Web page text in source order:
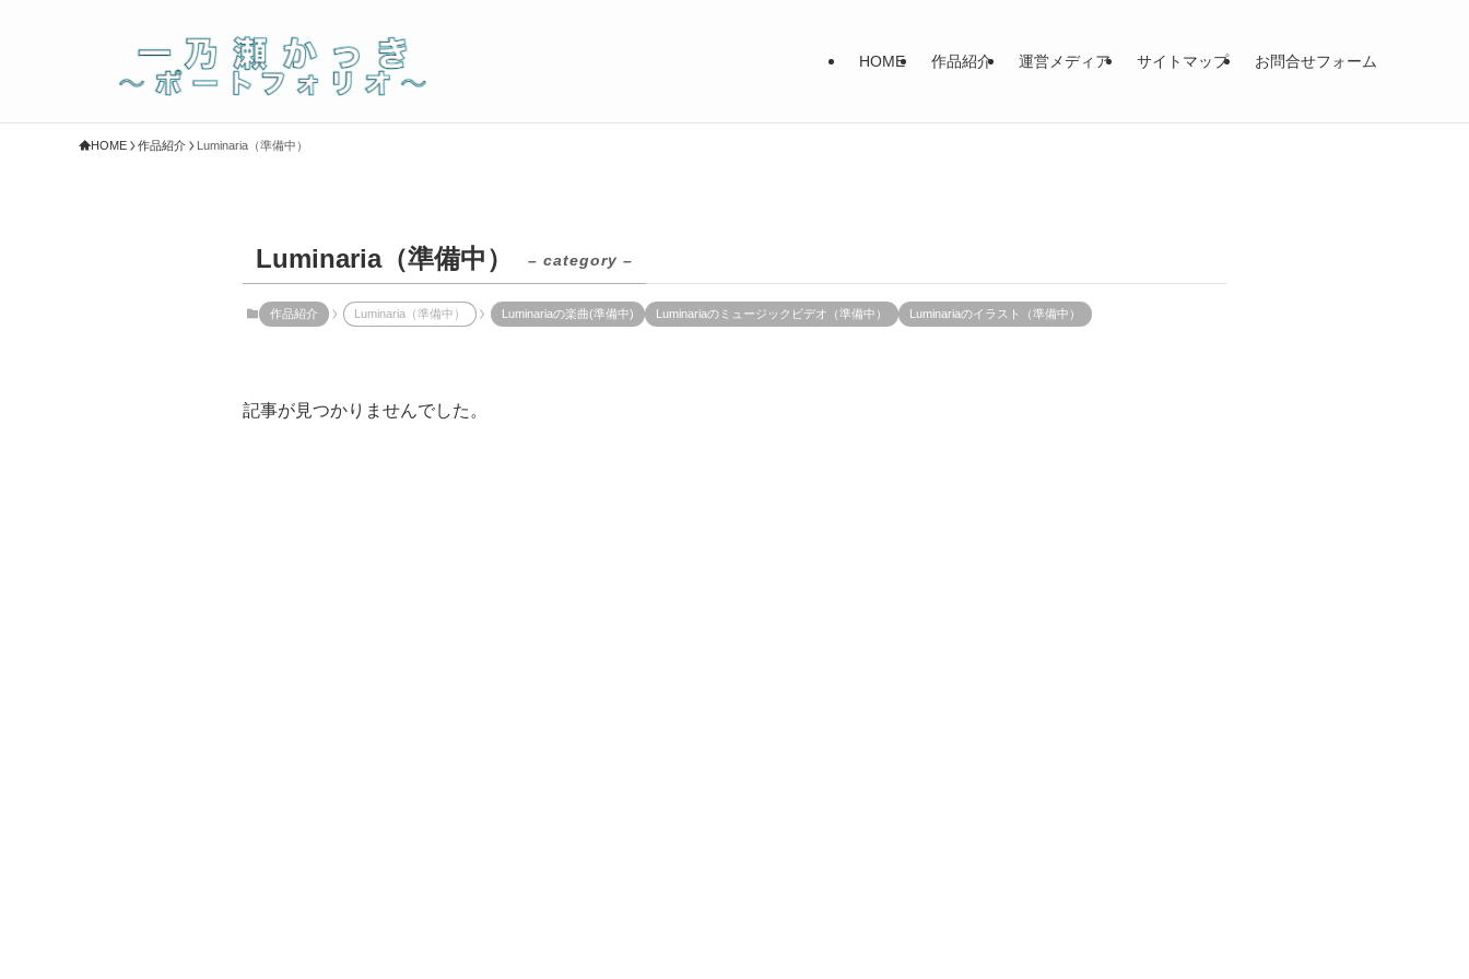
HOME 作品紹介 運営メディア サイトマップ お問合せフォーム
HOME 作品紹介 Luminaria（準備中）
Luminaria（準備中） – category –
作品紹介 Luminaria（準備中） Luminariaの楽曲(準備中) Luminariaのミュージックビデオ（準備中） Luminariaのイラスト（準備中）
記事が見つかりませんでした。